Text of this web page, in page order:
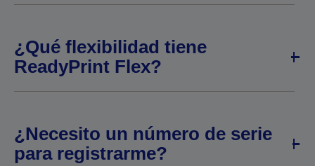
¿Qué flexibilidad tiene
ReadyPrint Flex?
¿Necesito un número de serie
para registrarme?